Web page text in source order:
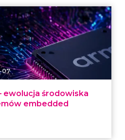
07
ewolucja środowiska
embedded